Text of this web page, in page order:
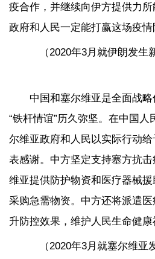
疫合作，并继续向伊方提供力
政府和人民一定能打赢这场疫情
（2020年3月就伊朗发
中国和塞尔维亚是全面战
“铁杆情谊”历久弥坚。在中国
尔维亚政府和人民以实际行动
表感谢。中方坚定支持塞方抗
维亚提供防护物资和医疗器械
采购急需物资。中方还将派遣
升防控效果，维护人民生命健康
（2020年3月就塞尔维